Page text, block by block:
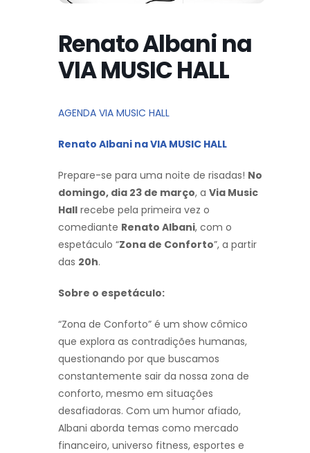
Renato Albani na
VIA MUSIC HALL
AGENDA VIA MUSIC HALL
Renato Albani na VIA MUSIC HALL
Prepare-se para uma noite de risadas! No
domingo, dia 23 de março, a Via Music
Hall recebe pela primeira vez o
comediante Renato Albani, com o
espetáculo “Zona de Conforto”, a partir
das 20h.
Sobre o espetáculo:
“Zona de Conforto” é um show cômico
que explora as contradições humanas,
questionando por que buscamos
constantemente sair da nossa zona de
conforto, mesmo em situações
desafiadoras. Com um humor afiado,
Albani aborda temas como mercado
financeiro, universo fitness, esportes e